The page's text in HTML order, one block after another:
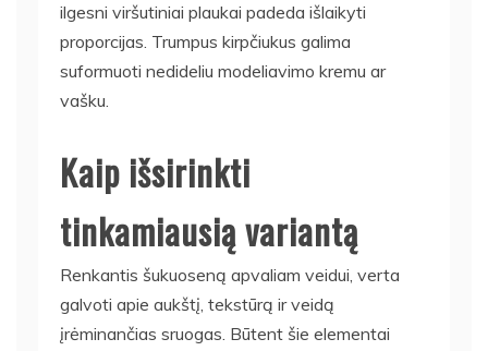
ilgesni viršutiniai plaukai padeda išlaikyti
proporcijas. Trumpus kirpčiukus galima
suformuoti nedideliu modeliavimo kremu ar
vašku.
Kaip išsirinkti
tinkamiausią variantą
Renkantis šukuoseną apvaliam veidui, verta
galvoti apie aukštį, tekstūrą ir veidą
įrėminančias sruogas. Būtent šie elementai